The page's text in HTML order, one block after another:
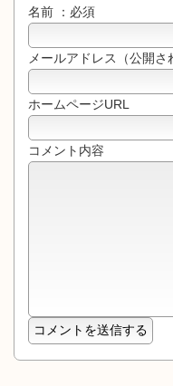
名前 ：必須
メールアドレス（公開
ホームページURL
コメント内容